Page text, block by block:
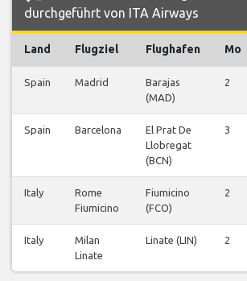
durchgeführt von ITA Airways
Land Flugziel Flughafen Mo
Spain Madrid
Barajas
(MAD)
2
Spain Barcelona
El Prat De
Llobregat
(BCN)
3
Italy
Rome
Fiumicino
Fiumicino
(FCO)
2
Italy
Milan
Linate
Linate (LIN) 2